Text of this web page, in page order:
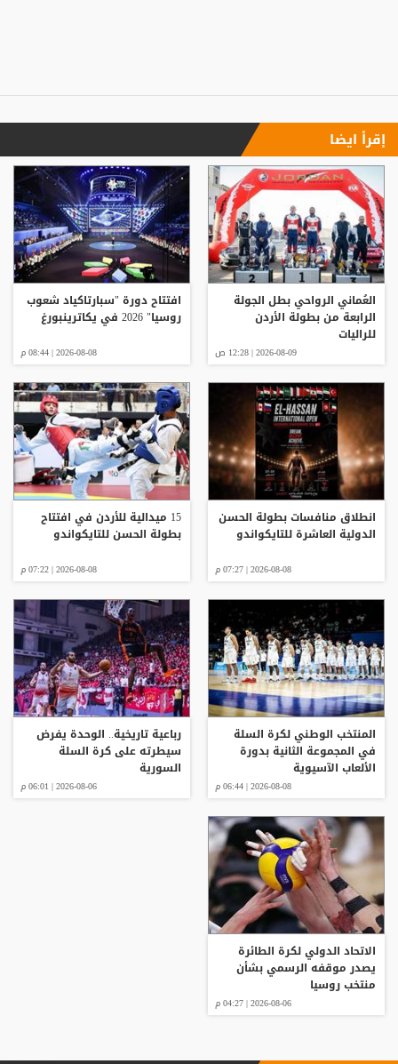
إقرأ ايضا
العُماني الرواحي بطل الجولة
الرابعة من بطولة الأردن
للراليات
2026-08-09 | 12:28 ص
افتتاح دورة "سبارتاكياد شعوب
روسيا" 2026 في يكاترينبورغ
2026-08-08 | 08:44 م
انطلاق منافسات بطولة الحسن
الدولية العاشرة للتايكواندو
2026-08-08 | 07:27 م
15 ميدالية للأردن في افتتاح
بطولة الحسن للتايكواندو
2026-08-08 | 07:22 م
المنتخب الوطني لكرة السلة
في المجموعة الثانية بدورة
الألعاب الآسيوية
2026-08-08 | 06:44 م
رباعية تاريخية.. الوحدة يفرض
سيطرته على كرة السلة
السورية
2026-08-06 | 06:01 م
الاتحاد الدولي لكرة الطائرة
يصدر موقفه الرسمي بشأن
منتخب روسيا
2026-08-06 | 04:27 م